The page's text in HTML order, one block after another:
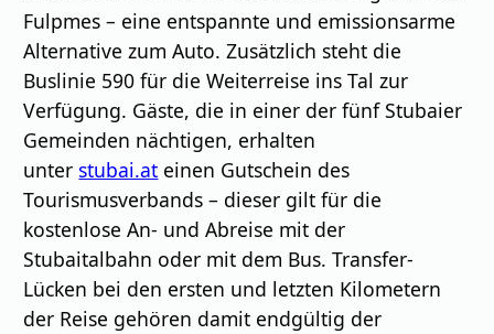
Fulpmes – eine entspannte und emissionsarme
Alternative zum Auto. Zusätzlich steht die
Buslinie 590 für die Weiterreise ins Tal zur
Verfügung. Gäste, die in einer der fünf Stubaier
Gemeinden nächtigen, erhalten
unter stubai.at einen Gutschein des
Tourismusverbands – dieser gilt für die
kostenlose An- und Abreise mit der
Stubaitalbahn oder mit dem Bus. Transfer-
Lücken bei den ersten und letzten Kilometern
der Reise gehören damit endgültig der